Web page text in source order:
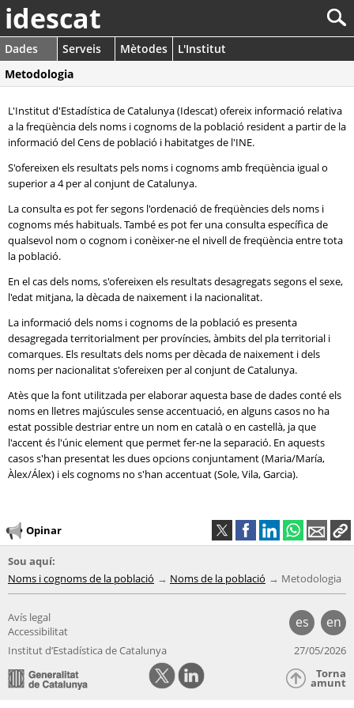
idescat
Dades Serveis Mètodes
L'Institut
Metodologia
L'Institut d'Estadística de Catalunya (Idescat) ofereix informació relativa
a la freqüència dels noms i cognoms de la població resident a partir de la
informació del Cens de població i habitatges de l'INE.
S'ofereixen els resultats pels noms i cognoms amb freqüència igual o
superior a 4 per al conjunt de Catalunya.
La consulta es pot fer segons l'ordenació de freqüències dels noms i
cognoms més habituals. També es pot fer una consulta específica de
qualsevol nom o cognom i conèixer-ne el nivell de freqüència entre tota
la població.
En el cas dels noms, s'ofereixen els resultats desagregats segons el sexe,
l'edat mitjana, la dècada de naixement i la nacionalitat.
La informació dels noms i cognoms de la població es presenta
desagregada territorialment per províncies, àmbits del pla territorial i
comarques. Els resultats dels noms per dècada de naixement i dels
noms per nacionalitat s'ofereixen per al conjunt de Catalunya.
Atès que la font utilitzada per elaborar aquesta base de dades conté els
noms en lletres majúscules sense accentuació, en alguns casos no ha
estat possible destriar entre un nom en català o en castellà, ja que
l'accent és l'únic element que permet fer-ne la separació. En aquests
casos s'han presentat les dues opcions conjuntament (Maria/María,
Àlex/Álex) i els cognoms no s'han accentuat (Sole, Vila, Garcia).
Opinar
Sou aquí:
Noms i cognoms de la població
Noms de la població Metodologia
es en
Avís legal
Accessibilitat
Institut d’Estadística de Catalunya
27/05/2026
Torna
amunt